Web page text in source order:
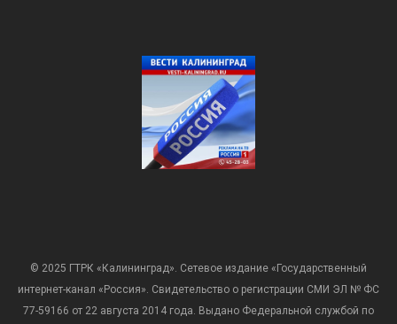
© 2025 ГТРК «Калининград». Сетевое издание «Государственный
интернет-канал «Россия». Свидетельство о регистрации СМИ ЭЛ № ФС
77-59166 от 22 августа 2014 года. Выдано Федеральной службой по